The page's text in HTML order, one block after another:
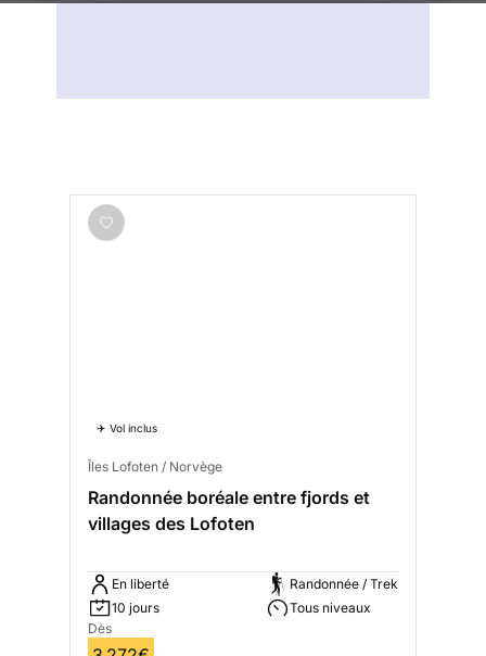
✈️ Vol inclus
Îles Lofoten / Norvège
Randonnée boréale entre fjords et
villages des Lofoten
En liberté
10 jours
Randonnée / Trek
Tous niveaux
Dès